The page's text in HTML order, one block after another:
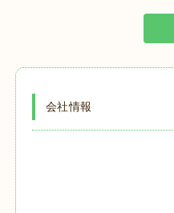
会社情報